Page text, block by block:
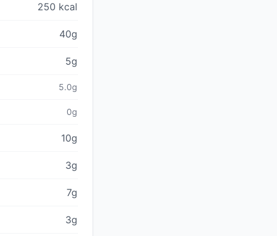
250 kcal
40g
5g
5.0g
0g
10g
3g
7g
3g